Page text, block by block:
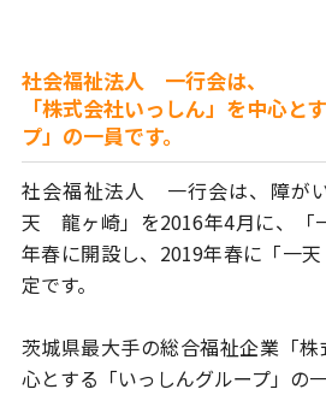
社会福祉法人 一行会は、
「株式会社いっしん」を中心と
プ」の一員です。
社会福祉法人 一行会は、 障が
天 龍ヶ崎」を2016年4月に、
年春に開設し、 2019年春に「一
定です。
茨城県最大手の総合福祉企業「
心とする 「いっしんグループ」の